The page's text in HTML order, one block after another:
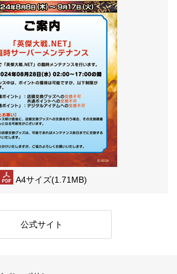
A4サイズ(1.71MB)
公式サイト